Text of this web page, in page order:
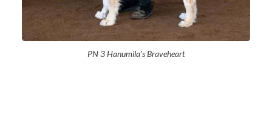
PN 3 Hanumila's Braveheart